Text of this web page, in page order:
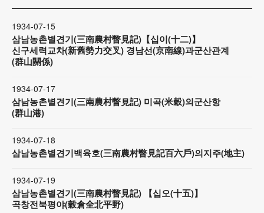
엄청난 독서광으로, 다양한 분야에서 해박한 지식과 실력을 갖
춰 얻은 별명이 ‘홍박(洪博)’. 1974년 동아일보 광고탄압 사태
때는 개인 명의로 가장 먼저 광고를 실어 언론계 어른으로서
정권에 굴하지 않는 용기를 보여줬다. 1984년 서울언론인클럽
이 ‘홍박언론상’을 제정하려 하자 “나는 현역 기자”라는 말로 거
던 그는 영원한 현역 기자였다.
1934-07-15
삼남농촌별견기(三南農村瞥見記)【십이(十二)】
신구세력교차(新舊勢力交叉) 경남선(京南線)과군산관계
(群山關係)
1934-07-17
삼남농촌별견기(三南農村瞥見記) 미곡(米穀)의군산항
(群山港)
1934-07-18
삼남농촌별견기백육호(三南農村瞥見記百六戶)의지주(地主)
1934-07-19
삼남농촌별견기(三南農村瞥見記) 【십오(十五)】
곡창전북평야(穀倉全北平野)